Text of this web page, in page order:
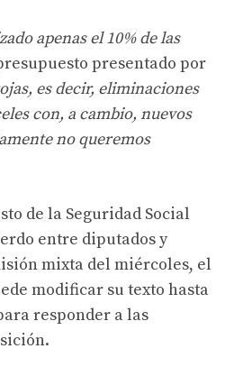
apenas el 10% de las
presentado por
es decir, eliminaciones
con, a cambio, nuevos
no queremos
de la Seguridad Social
entre diputados y
mixta del miércoles, el
modificar su texto hasta
responder a las